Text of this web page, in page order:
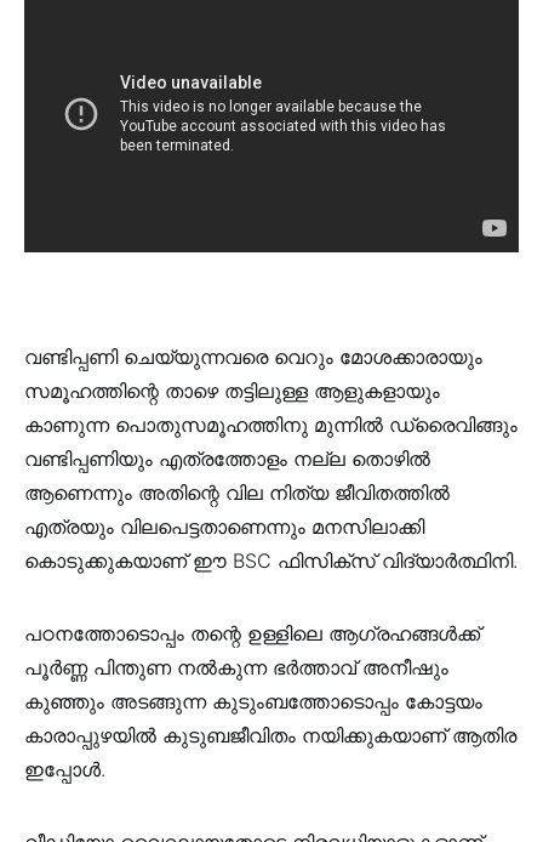
വണ്ടിപ്പണി ചെയ്യുന്നവരെ വെറും മോശക്കാരായും
സമൂഹത്തിന്റെ താഴെ തട്ടിലുള്ള ആളുകളായും
കാണുന്ന പൊതുസമൂഹത്തിനു മുന്നിൽ ഡ്രൈവിങ്ങും
വണ്ടിപ്പണിയും എത്രത്തോളം നല്ല തൊഴിൽ
ആണെന്നും അതിന്റെ വില നിത്യ ജീവിതത്തിൽ
എത്രയും വിലപെട്ടതാണെന്നും മനസിലാക്കി
കൊടുക്കുകയാണ് ഈ BSC ഫിസിക്സ് വിദ്യാർത്ഥിനി.
പഠനത്തോടൊപ്പം തന്റെ ഉള്ളിലെ ആഗ്രഹങ്ങൾക്ക്
പൂർണ്ണ പിന്തുണ നൽകുന്ന ഭർത്താവ് അനീഷും
കുഞ്ഞും അടങ്ങുന്ന കുടുംബത്തോടൊപ്പം കോട്ടയം
കാരാപ്പുഴയിൽ കുടുബജീവിതം നയിക്കുകയാണ് ആതിര
ഇപ്പോൾ.